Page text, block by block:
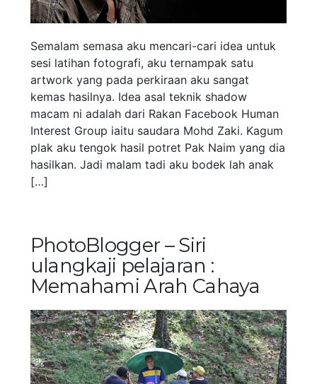
Semalam semasa aku mencari-cari idea untuk
sesi latihan fotografi, aku ternampak satu
artwork yang pada perkiraan aku sangat
kemas hasilnya. Idea asal teknik shadow
macam ni adalah dari Rakan Facebook Human
Interest Group iaitu saudara Mohd Zaki. Kagum
plak aku tengok hasil potret Pak Naim yang dia
hasilkan. Jadi malam tadi aku bodek lah anak
[…]
PhotoBlogger – Siri
ulangkaji pelajaran :
Memahami Arah Cahaya